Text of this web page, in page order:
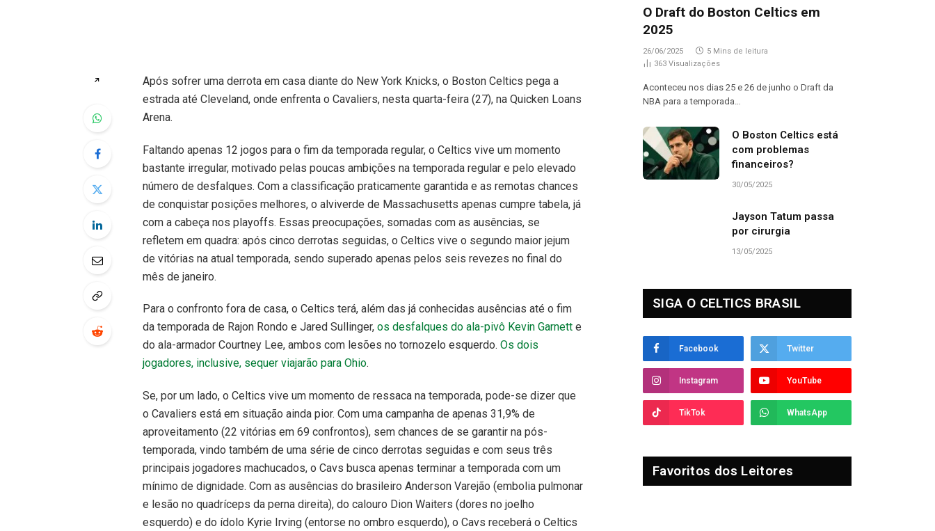
↗
Após sofrer uma derrota em casa diante do New York Knicks, o Boston Celtics pega a
estrada até Cleveland, onde enfrenta o Cavaliers, nesta quarta-feira (27), na Quicken Loans
Arena.
Faltando apenas 12 jogos para o fim da temporada regular, o Celtics vive um momento
bastante irregular, motivado pelas poucas ambições na temporada regular e pelo elevado
número de desfalques. Com a classificação praticamente garantida e as remotas chances
de conquistar posições melhores, o alviverde de Massachusetts apenas cumpre tabela, já
com a cabeça nos playoffs. Essas preocupações, somadas com as ausências, se
refletem em quadra: após cinco derrotas seguidas, o Celtics vive o segundo maior jejum
de vitórias na atual temporada, sendo superado apenas pelos seis revezes no final do
mês de janeiro.
Para o confronto fora de casa, o Celtics terá, além das já conhecidas ausências até o fim
da temporada de Rajon Rondo e Jared Sullinger, os desfalques do ala-pivô Kevin Garnette
do ala-armador Courtney Lee, ambos com lesões no tornozelo esquerdo. Os dois
jogadores, inclusive, sequer viajarão para Ohio.
Se, por um lado, o Celtics vive um momento de ressaca na temporada, pode-se dizer que
o Cavaliers está em situação ainda pior. Com uma campanha de apenas 31,9% de
aproveitamento (22 vitórias em 69 confrontos), sem chances de se garantir na pós-
temporada, vindo também de uma série de cinco derrotas seguidas e com seus três
principais jogadores machucados, o Cavs busca apenas terminar a temporada com um
mínimo de dignidade. Com as ausências do brasileiro Anderson Varejão (embolia pulmonar
e lesão no quadríceps da perna direita), do calouro Dion Waiters (dores no joelho
esquerdo) e do ídolo Kyrie Irving (entorse no ombro esquerdo), o Cavs receberá o Celtics
O Draft do Boston Celtics em
2025
26/06/2025
5 Mins de leitura
363 Visualizações
Aconteceu nos dias 25 e 26 de junho o Draft da
NBA para a temporada…
O Boston Celtics está
com problemas
financeiros?
30/05/2025
Jayson Tatum passa
por cirurgia
13/05/2025
SIGA O CELTICS BRASIL
Facebook Twitter
Instagram YouTube
TikTok WhatsApp
Favoritos dos Leitores